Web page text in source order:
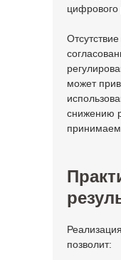
цифрового
может
снижению
позволит: